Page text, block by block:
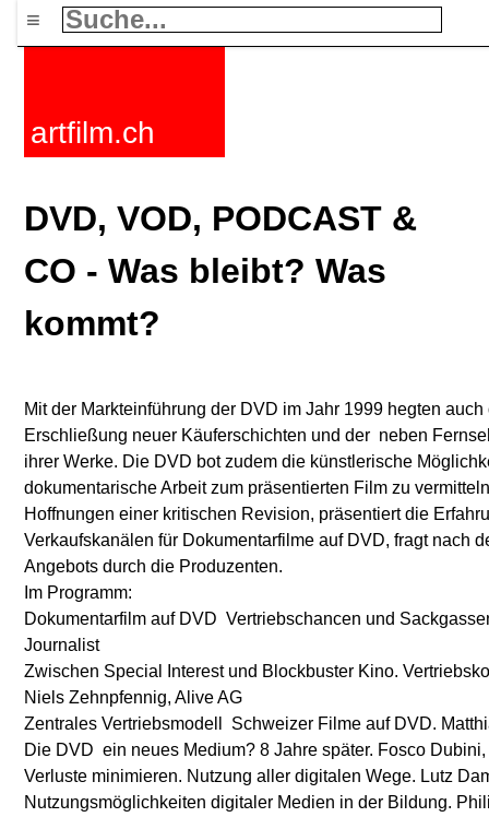
≡
artfilm.ch
DVD, VOD, PODCAST &
CO - Was bleibt? Was
kommt?
Mit der Markteinführung der DVD im Jahr 1999 hegten
Erschließung neuer Käuferschichten und der  neben
ihrer Werke. Die DVD bot zudem die künstlerische
dokumentarische Arbeit zum präsentierten Film zu
Hoffnungen einer kritischen Revision, präsentiert die
Verkaufskanälen für Dokumentarfilme auf DVD, fragt nach
Angebots durch die Produzenten.
Im Programm:
Dokumentarfilm auf DVD  Vertriebschancen und
Journalist
Zwischen Special Interest und Blockbuster Kino.
Niels Zehnpfennig, Alive AG
Zentrales Vertriebsmodell  Schweizer Filme auf DVD.
Die DVD  ein neues Medium? 8 Jahre später. Fosco
Verluste minimieren. Nutzung aller digitalen Wege. Lutz
Nutzungsmöglichkeiten digitaler Medien in der Bildung.